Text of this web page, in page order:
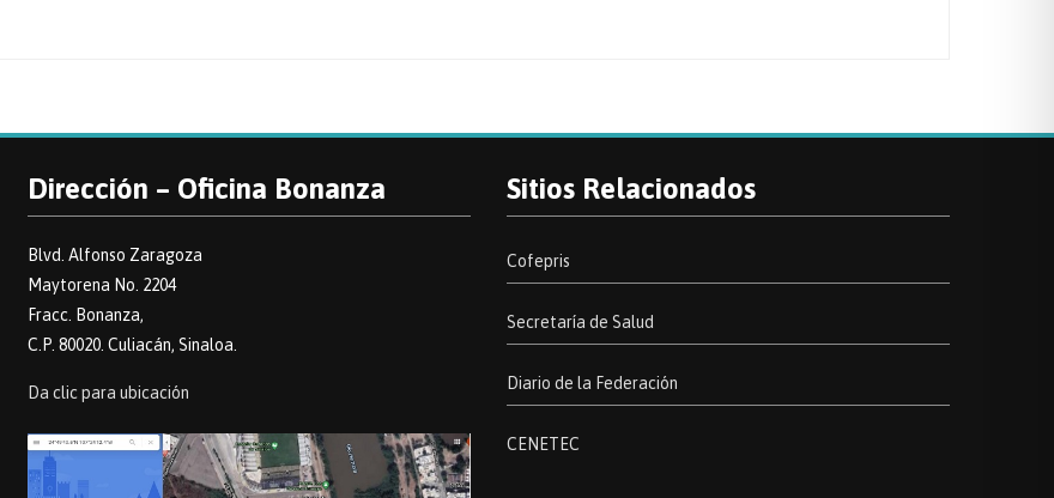
Dirección – Oficina Bonanza
Blvd. Alfonso Zaragoza
Maytorena No. 2204
Fracc. Bonanza,
C.P. 80020. Culiacán, Sinaloa.
Da clic para ubicación
Sitios Relacionados
Cofepris
Secretaría de Salud
Diario de la Federación
CENETEC